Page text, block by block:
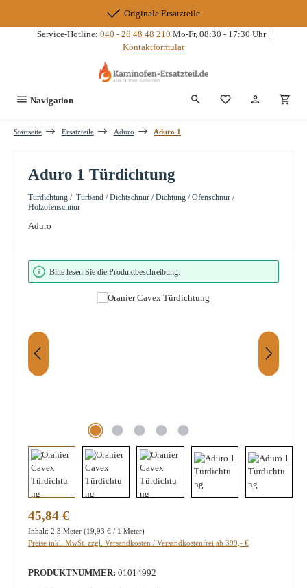
Originale Ersatzteile
Service-Hotline: 040 - 28 48 48 210 Mo-Fr, 08:30 - 17:30 Uhr |
Kontaktformular
Navigation Du hast 0
Startseite Ersatzteile Aduro Aduro 1
Aduro 1 Türdichtung
Türdichtung / Türband / Dichtschnur / Dichtung / Ofenschnur /
Holzofenschnur
Aduro
Bildergalerie überspringen
Bitte lesen Sie die Produktbeschreibung.
Regulärer Preis:
45,84 €
Inhalt: 2.3 Meter (19,93 € / 1 Meter)
Preise inkl. MwSt. zzgl. Versandkosten / Versandkostenfrei ab 399,- €
PRODUKTNUMMER: 01014992